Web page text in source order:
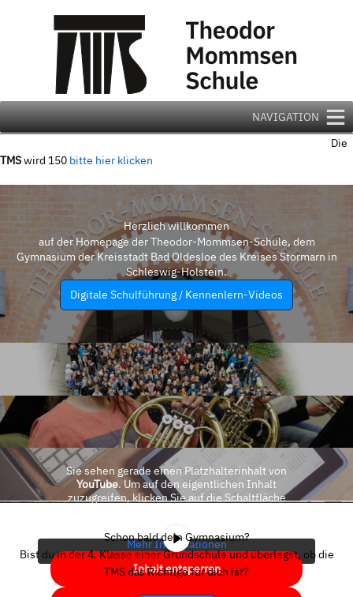
NAVIGATION
Die
TMSwird 150 bitte hier klicken
Herzlich willkommen
auf der Homepage der Theodor-Mommsen-Schule, dem
Gymnasium der Kreisstadt Bad Oldesloe des Kreises Stormarn in
Schleswig-Holstein.
Digitale Schulführung / Kennenlern-Videos
Sie sehen gerade einen Platzhalterinhalt von
YouTube. Um auf den eigentlichen Inhalt
zuzugreifen, klicken Sie auf die Schaltfläche
Mehr Informationen
Inhalt entsperren
Schon bald dein Gymnasium?
Bist du in der 4. Klasse einer Grundschule und überlegst, ob die
TMS das Richtige für dich ist?